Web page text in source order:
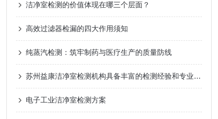
洁净室检测的价值体现在哪三个层面？
高效过滤器检漏的四大作用须知
纯蒸汽检测：筑牢制药与医疗生产的质量防线
苏州益康洁净室检测机构具备丰富的检测经验和专业知识
电子工业洁净室检测方案